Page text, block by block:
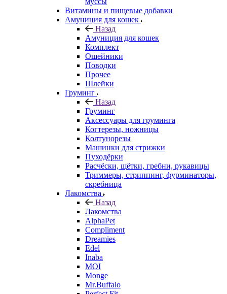
Витамины и пищевые добавки
Амуниция для кошек
Назад
Амуниция для кошек
Комплект
Ошейники
Поводки
Прочее
Шлейки
Груминг
Назад
Груминг
Аксессуары для груминга
Когтерезы, ножницы
Колтунорезы
Машинки для стрижки
Пуходёрки
Расчёски, щётки, гребни, рукавицы
Триммеры, стриппинг, фурминаторы,
скребница
Лакомства
Назад
Лакомства
AlphaPet
Compliment
Dreamies
Edel
Inaba
MOI
Monge
Mr.Buffalo